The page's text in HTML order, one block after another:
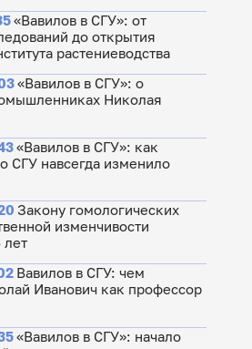
«Вавилов в СГУ»: от
до открытия
растениеводства
«Вавилов в СГУ»: о
Николая
«Вавилов в СГУ»: как
СГУ навсегда изменило
Закону гомологических
изменчивости
лет
Вавилов в СГУ: чем
Иванович как профессор
«Вавилов в СГУ»: начало